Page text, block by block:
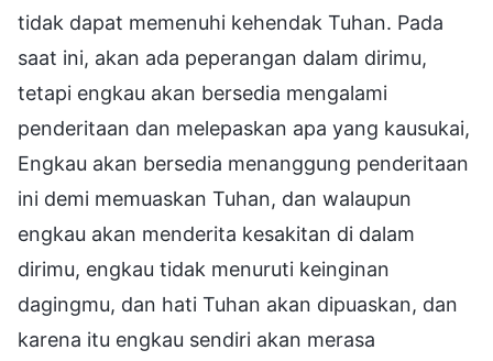
tidak dapat memenuhi kehendak Tuhan. Pada
saat ini, akan ada peperangan dalam dirimu,
tetapi engkau akan bersedia mengalami
penderitaan dan melepaskan apa yang kausukai,
Engkau akan bersedia menanggung penderitaan
ini demi memuaskan Tuhan, dan walaupun
engkau akan menderita kesakitan di dalam
dirimu, engkau tidak menuruti keinginan
dagingmu, dan hati Tuhan akan dipuaskan, dan
karena itu engkau sendiri akan merasa